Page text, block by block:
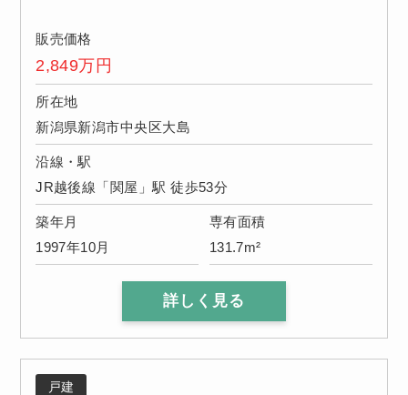
販売価格
2,849万円
所在地
新潟県新潟市中央区大島
沿線・駅
JR越後線「関屋」駅 徒歩53分
築年月
1997年10月
専有面積
131.7m²
詳しく見る
戸建